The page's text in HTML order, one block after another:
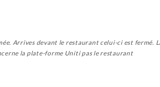
Arrives devant le restaurant celui-ci est fermé.
la plate-forme Uniti pas le restaurant